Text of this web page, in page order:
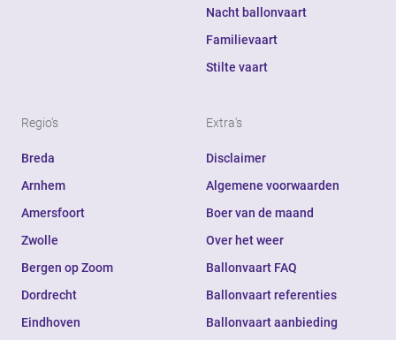
Nacht ballonvaart
Familievaart
Stilte vaart
Regio's
Breda
Arnhem
Amersfoort
Zwolle
Bergen op Zoom
Dordrecht
Eindhoven
Extra's
Disclaimer
Algemene voorwaarden
Boer van de maand
Over het weer
Ballonvaart FAQ
Ballonvaart referenties
Ballonvaart aanbieding